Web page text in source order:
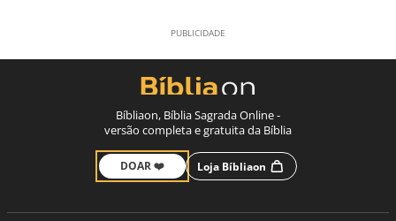
Bíbliaon, Bíblia Sagrada Online -
versão completa e gratuita da Bíblia
DOAR ❤️ Loja Bíbliaon